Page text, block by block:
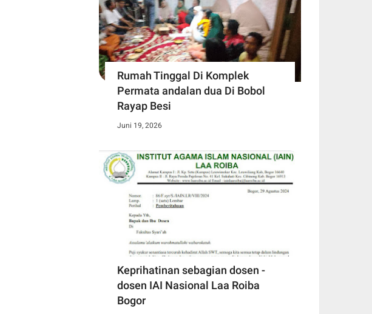
Rumah Tinggal Di Komplek
Permata andalan dua Di Bobol
Rayap Besi
Juni 19, 2026
Keprihatinan sebagian dosen -
dosen IAI Nasional Laa Roiba
Bogor